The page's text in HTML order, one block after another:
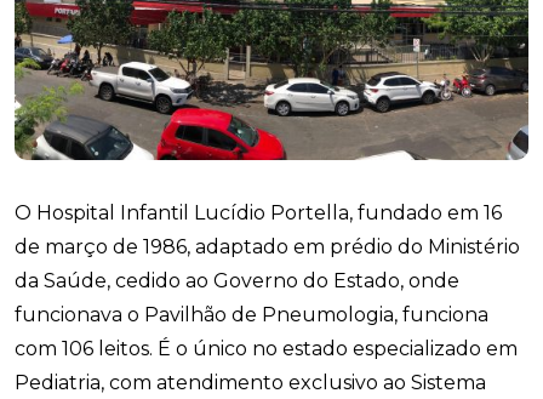
O Hospital Infantil Lucídio Portella, fundado em 16
de março de 1986, adaptado em prédio do Ministério
da Saúde, cedido ao Governo do Estado, onde
funcionava o Pavilhão de Pneumologia, funciona
com 106 leitos. É o único no estado especializado em
Pediatria, com atendimento exclusivo ao Sistema